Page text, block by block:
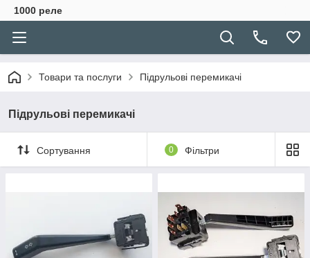
1000 реле
Товари та послуги Підрульові перемикачі
Підрульові перемикачі
Сортування 0 Фільтри